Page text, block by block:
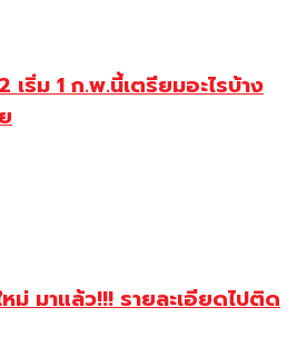
เริ่ม 1 ก.พ.นี้เตรียมอะไรบ้าง
ม่ มาแล้ว!!! รายละเอียดไปติด